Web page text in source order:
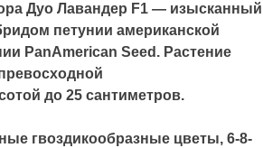
Дуо Лавандер F1 — изысканный
петунии американской
PanAmerican Seed. Растение
до 25 сантиметров.
гвоздикообразные цветы, 6-8-